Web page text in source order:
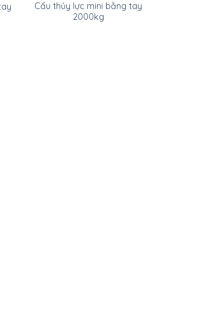
Cẩu thủy lực mini bằng tay
2000kg